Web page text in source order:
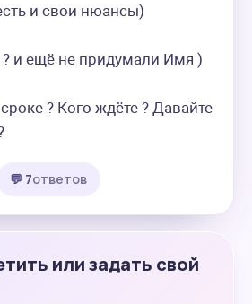
и свои нюансы)
и ещё не придумали Имя )
? Кого ждёте ? Давайте
💬 7ответов
или задать свой